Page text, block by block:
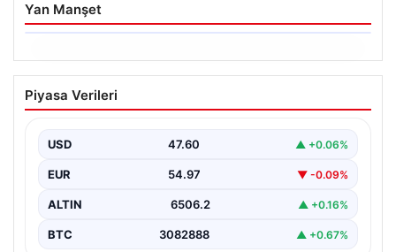
Yan Manşet
06.08.2026
Ertuğrul Özkök’ün Hakaret İddialarına
İfade Verme Süreci
Cumhurbaşkanına hakaret iddialarıyla yürütülen
soruşturma kapsamında İstanbul Adalet…
Piyasa Verileri
USD 47.60 ▲ +0.06%
EUR 54.97 ▼ -0.09%
ALTIN 6506.2 ▲ +0.16%
BTC 3082888 ▲ +0.67%